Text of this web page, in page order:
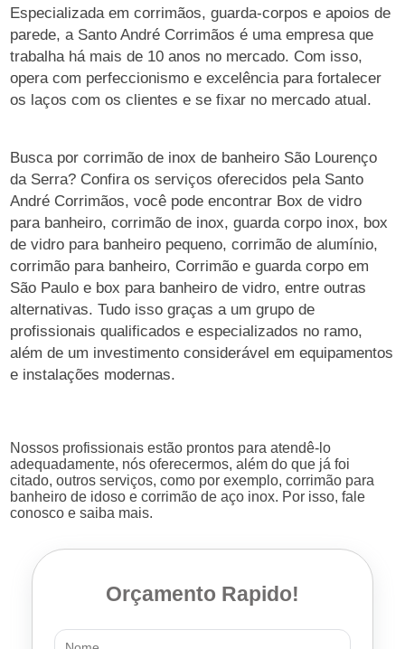
Especializada em corrimãos, guarda-corpos e apoios de
parede, a Santo André Corrimãos é uma empresa que
trabalha há mais de 10 anos no mercado. Com isso,
opera com perfeccionismo e excelência para fortalecer
os laços com os clientes e se fixar no mercado atual.
Busca por corrimão de inox de banheiro São Lourenço
da Serra? Confira os serviços oferecidos pela Santo
André Corrimãos, você pode encontrar Box de vidro
para banheiro, corrimão de inox, guarda corpo inox, box
de vidro para banheiro pequeno, corrimão de alumínio,
corrimão para banheiro, Corrimão e guarda corpo em
São Paulo e box para banheiro de vidro, entre outras
alternativas. Tudo isso graças a um grupo de
profissionais qualificados e especializados no ramo,
além de um investimento considerável em equipamentos
e instalações modernas.
Nossos profissionais estão prontos para atendê-lo
adequadamente, nós oferecermos, além do que já foi
citado, outros serviços, como por exemplo, corrimão para
banheiro de idoso e corrimão de aço inox. Por isso, fale
conosco e saiba mais.
Orçamento Rapido!